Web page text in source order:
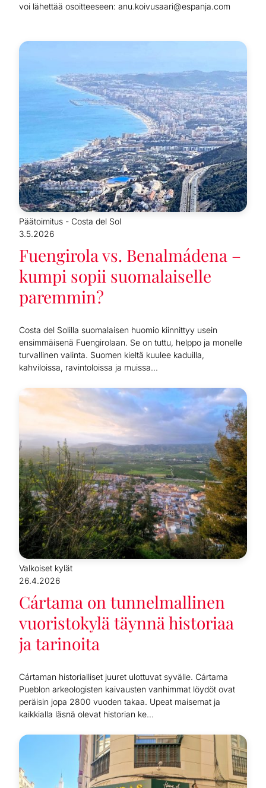
voi lähettää osoitteeseen: anu.koivusaari@espanja.com
Päätoimitus - Costa del Sol
3.5.2026
Fuengirola vs. Benalmádena –
kumpi sopii suomalaiselle
paremmin?
Costa del Solilla suomalaisen huomio kiinnittyy usein
ensimmäisenä Fuengirolaan. Se on tuttu, helppo ja monelle
turvallinen valinta. Suomen kieltä kuulee kaduilla,
kahviloissa, ravintoloissa ja muissa...
Valkoiset kylät
26.4.2026
Cártama on tunnelmallinen
vuoristokylä täynnä historiaa
ja tarinoita
Cártaman historialliset juuret ulottuvat syvälle. Cártama
Pueblon arkeologisten kaivausten vanhimmat löydöt ovat
peräisin jopa 2800 vuoden takaa. Upeat maisemat ja
kaikkialla läsnä olevat historian ke...